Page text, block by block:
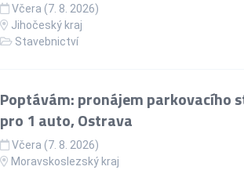
Včera (7. 8. 2026)
Jihočeský kraj
Stavebnictví
Poptávám: pronájem parkovacího
pro 1 auto, Ostrava
Včera (7. 8. 2026)
Moravskoslezský kraj